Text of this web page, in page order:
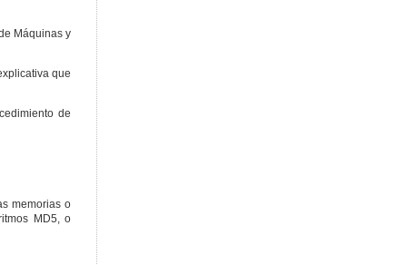
Máquinas y
que
de
memorias o
MD5, o